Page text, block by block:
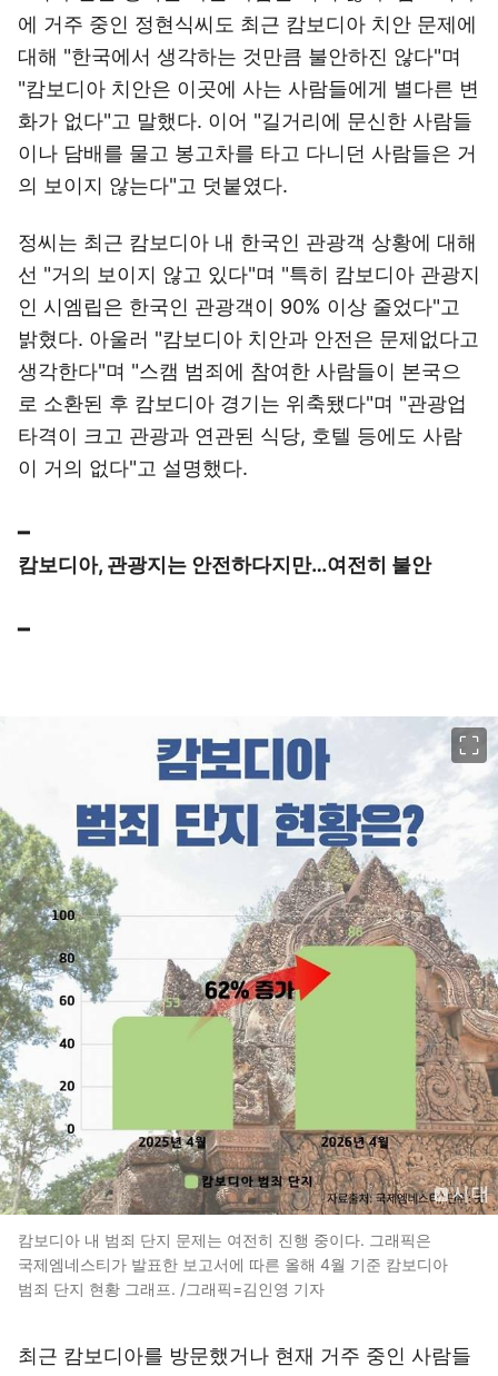
에 거주 중인 정현식씨도 최근 캄보디아 치안 문제에
대해 "한국에서 생각하는 것만큼 불안하진 않다"며
"캄보디아 치안은 이곳에 사는 사람들에게 별다른 변
화가 없다"고 말했다. 이어 "길거리에 문신한 사람들
이나 담배를 물고 봉고차를 타고 다니던 사람들은 거
의 보이지 않는다"고 덧붙였다.
정씨는 최근 캄보디아 내 한국인 관광객 상황에 대해
선 "거의 보이지 않고 있다"며 "특히 캄보디아 관광지
인 시엠립은 한국인 관광객이 90% 이상 줄었다"고
밝혔다. 아울러 "캄보디아 치안과 안전은 문제없다고
생각한다"며 "스캠 범죄에 참여한 사람들이 본국으
로 소환된 후 캄보디아 경기는 위축됐다"며 "관광업
타격이 크고 관광과 연관된 식당, 호텔 등에도 사람
이 거의 없다"고 설명했다.
━
캄보디아, 관광지는 안전하다지만…여전히 불안
━
캄보디아 내 범죄 단지 문제는 여전히 진행 중이다. 그래픽은
국제엠네스티가 발표한 보고서에 따른 올해 4월 기준 캄보디아
범죄 단지 현황 그래프. /그래픽=김인영 기자
최근 캄보디아를 방문했거나 현재 거주 중인 사람들